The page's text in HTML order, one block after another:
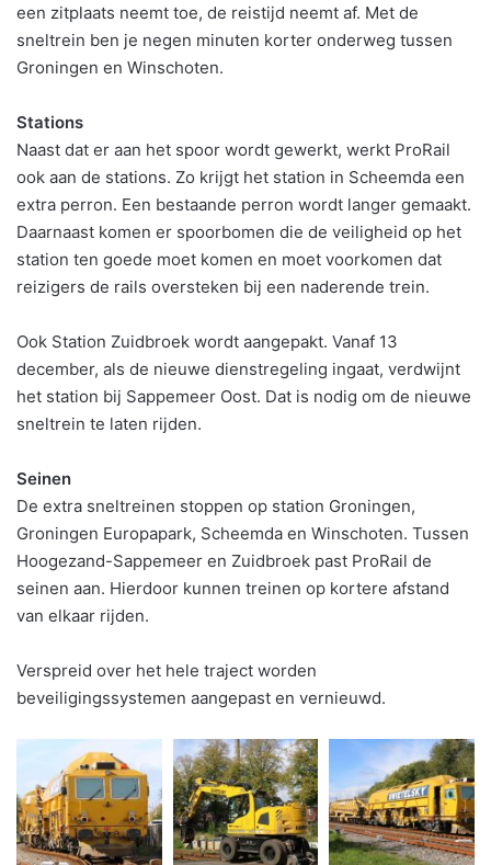
een zitplaats neemt toe, de reistijd neemt af. Met de
sneltrein ben je negen minuten korter onderweg tussen
Groningen en Winschoten.
Stations
Naast dat er aan het spoor wordt gewerkt, werkt ProRail
ook aan de stations. Zo krijgt het station in Scheemda een
extra perron. Een bestaande perron wordt langer gemaakt.
Daarnaast komen er spoorbomen die de veiligheid op het
station ten goede moet komen en moet voorkomen dat
reizigers de rails oversteken bij een naderende trein.
Ook Station Zuidbroek wordt aangepakt. Vanaf 13
december, als de nieuwe dienstregeling ingaat, verdwijnt
het station bij Sappemeer Oost. Dat is nodig om de nieuwe
sneltrein te laten rijden.
Seinen
De extra sneltreinen stoppen op station Groningen,
Groningen Europapark, Scheemda en Winschoten. Tussen
Hoogezand-Sappemeer en Zuidbroek past ProRail de
seinen aan. Hierdoor kunnen treinen op kortere afstand
van elkaar rijden.
Verspreid over het hele traject worden
beveiligingssystemen aangepast en vernieuwd.